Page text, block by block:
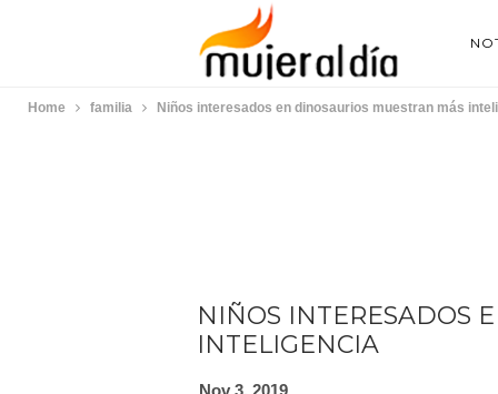
Home familia Niños interesados en dinosaurios muestran más
NIÑOS INTERESADOS
INTELIGENCIA
Nov 3, 2019